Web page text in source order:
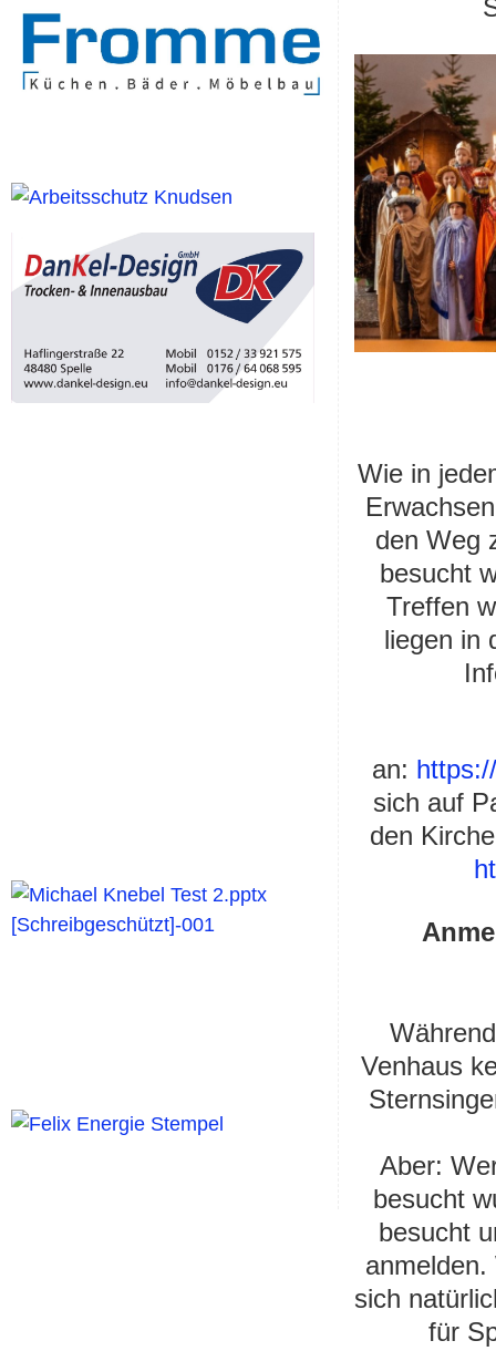
Wie in
den Weg
besucht
Treffen
liegen in
an:
sich auf
den
Venhaus
Aber:
besucht
besucht
sich
für